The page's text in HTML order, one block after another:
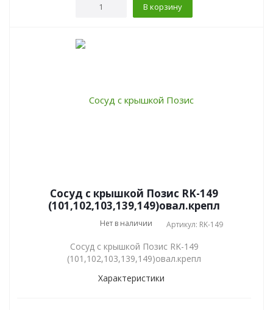
В корзину
Сосуд с крышкой Позис RK-149
(101,102,103,139,149)овал.крепл
Нет в наличии Артикул: RK-149
Сосуд с крышкой Позис RK-149
(101,102,103,139,149)овал.крепл
Характеристики